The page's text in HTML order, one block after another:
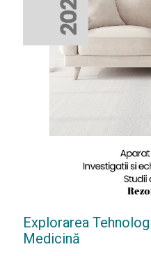
Explorarea
Medicină